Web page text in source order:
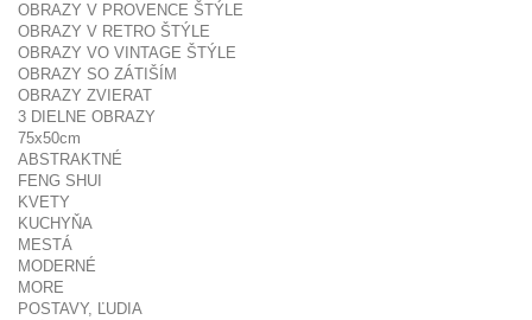
OBRAZY V PROVENCE ŠTÝLE
OBRAZY V RETRO ŠTÝLE
OBRAZY VO VINTAGE ŠTÝLE
OBRAZY SO ZÁTIŠÍM
OBRAZY ZVIERAT
3 DIELNE OBRAZY
75x50cm
ABSTRAKTNÉ
FENG SHUI
KVETY
KUCHYŇA
MESTÁ
MODERNÉ
MORE
POSTAVY, ĽUDIA